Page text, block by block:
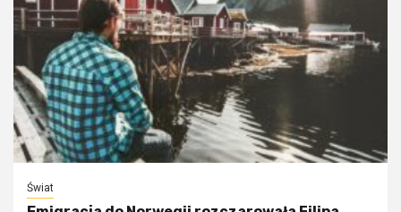
Świat